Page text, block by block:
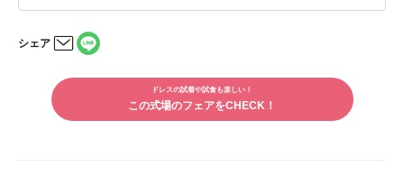
センターに天井から吊り下げられたお花のリングがとてもかわ
葉などをしました。 この式場は八重垣の社と言いますが、よ
くできていると思うのは、人前式の際に天井にふわふわとつい
つ 出雲八重垣…」にちなむ八つの雲をイメージしていてキラ
キラ光り、そこから下に向かって垂れる薄水色の布は雨、窓の
外に見える滝と緑、天井の暖色の間接照明はまるで温かい太陽
シェア
ルで
シェ
アす
る
で
ドレスの試着や試食も楽しい！
この式場のフェアをCHECK！